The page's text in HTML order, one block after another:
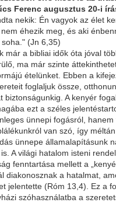
Ferenc augusztus 20-i
nekik: Én vagyok az élet
éhezik meg, és aki
(Jn 6,35)
már a bibliai idők óta jóval
ma már szinte
ételünket. Ebben a
foglaljuk össze,
biztonságunkig. A kenyér
ezt a széles
ünnepi fogásról, hanem
van szó, így
ünnepe államalapításunk
A világi hatalom isteni
fenntartása mellett a
diakonosznak a hatalmat,
jelentette (Róm 13,4). Ez a
szóhasználatba a